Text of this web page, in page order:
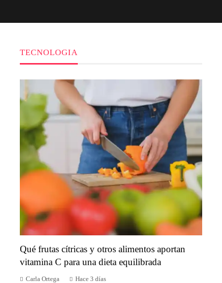
TECNOLOGIA
Qué frutas cítricas y otros alimentos aportan
vitamina C para una dieta equilibrada
Carla Ortega Hace 3 días